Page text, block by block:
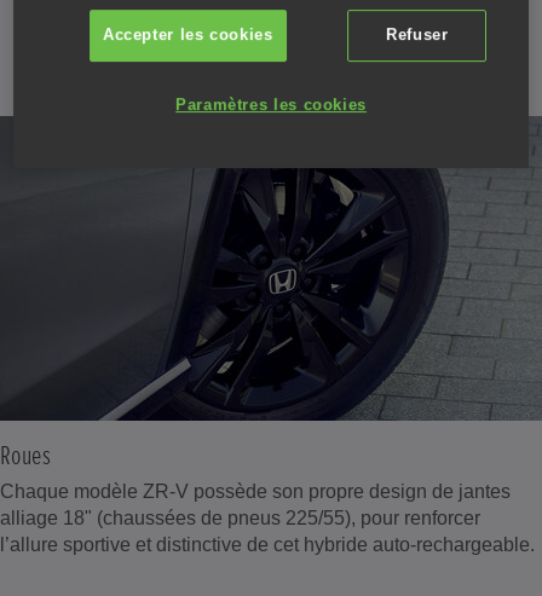
Roues
Chaque modèle ZR-V possède son propre design de jantes
alliage 18" (chaussées de pneus 225/55), pour renforcer
l’allure sportive et distinctive de cet hybride auto-rechargeable.
Refuser
Accepter les cookies
Paramètres les cookies